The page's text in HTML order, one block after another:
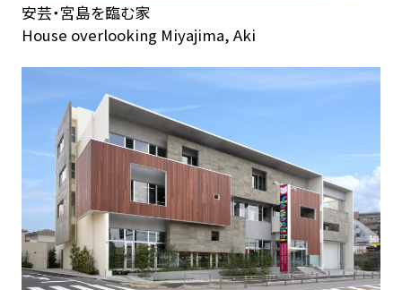
安芸・宮島を臨む家
House overlooking Miyajima, Aki